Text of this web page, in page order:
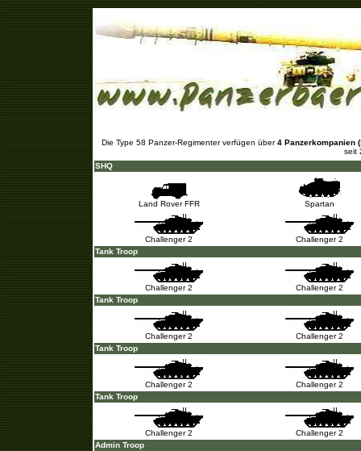
Die Type 58 Panzer-Regimenter verfügen über4 Panzerkompanien
seit
SHQ
Land Rover FFR Spartan
Challenger 2
Challenger 2
Tank Troop
Challenger 2
Challenger 2
Tank Troop
Challenger 2
Challenger 2
Tank Troop
Challenger 2
Challenger 2
Tank Troop
Challenger 2
Challenger 2
Admin Troop